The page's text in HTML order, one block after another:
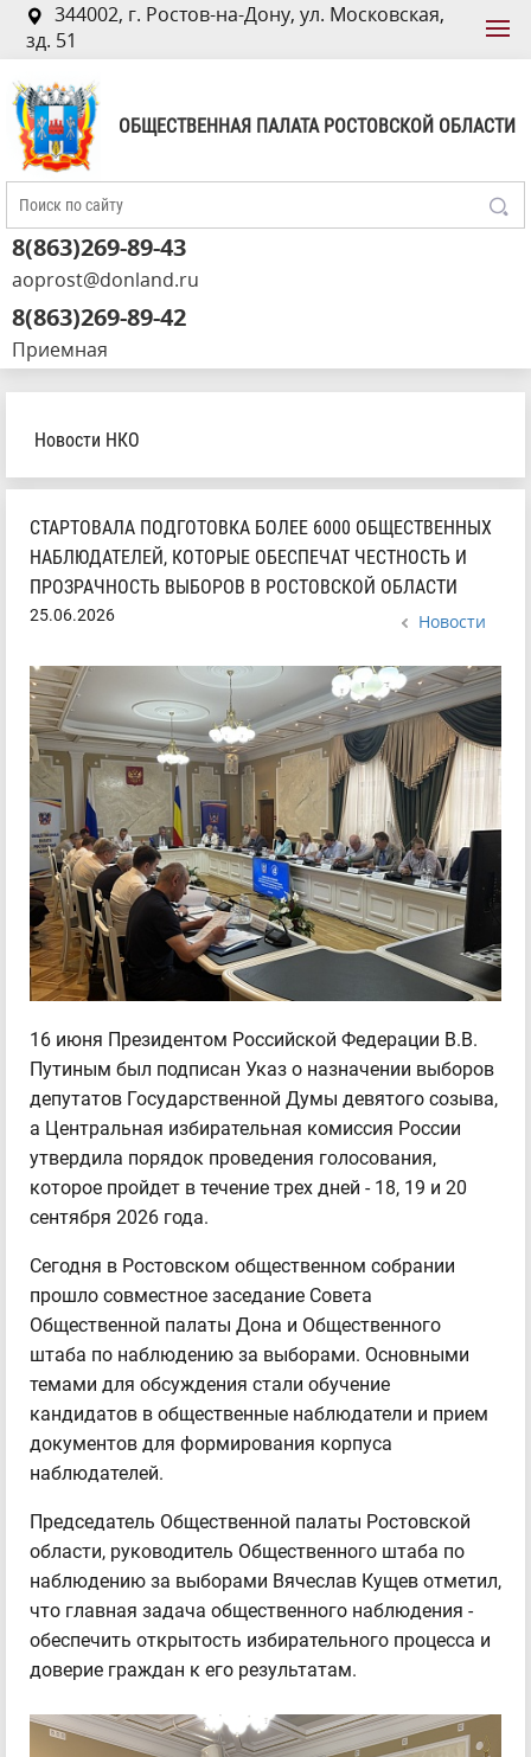
344002, г. Ростов-на-Дону, ул. Московская,
зд. 51
ОБЩЕСТВЕННАЯ ПАЛАТА РОСТОВСКОЙ ОБЛАСТИ
8(863)269-89-43
aoprost@donland.ru
8(863)269-89-42
Приемная
Новости НКО
СТАРТОВАЛА ПОДГОТОВКА БОЛЕЕ 6000 ОБЩЕСТВЕННЫХ
НАБЛЮДАТЕЛЕЙ, КОТОРЫЕ ОБЕСПЕЧАТ ЧЕСТНОСТЬ И
ПРОЗРАЧНОСТЬ ВЫБОРОВ В РОСТОВСКОЙ ОБЛАСТИ
25.06.2026 Новости
16 июня Президентом Российской Федерации В.В.
Путиным был подписан Указ о назначении выборов
депутатов Государственной Думы девятого созыва,
а Центральная избирательная комиссия России
утвердила порядок проведения голосования,
которое пройдет в течение трех дней - 18, 19 и 20
сентября 2026 года.
Сегодня в Ростовском общественном собрании
прошло совместное заседание Совета
Общественной палаты Дона и Общественного
штаба по наблюдению за выборами. Основными
темами для обсуждения стали обучение
кандидатов в общественные наблюдатели и прием
документов для формирования корпуса
наблюдателей.
Председатель Общественной палаты Ростовской
области, руководитель Общественного штаба по
наблюдению за выборами Вячеслав Кущев отметил,
что главная задача общественного наблюдения -
обеспечить открытость избирательного процесса и
доверие граждан к его результатам.